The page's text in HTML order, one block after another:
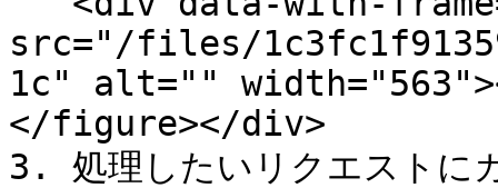
src="/files/
1c" alt=""
</figure></div>
3. 処理したいリクエストに